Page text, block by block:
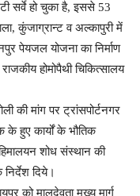
सर्वे हो चुका है, इससे 53
कुंजाग्रान्ट व अल्कापुरी में
पेयजल योजना का निर्माण
होमोपैथी चिकित्सालय
की मांग पर ट्रांसपोर्टनगर
हुए कार्यों के भौतिक
शोध संस्थान की
दिये।
को मालदेवता मुख्य मार्ग